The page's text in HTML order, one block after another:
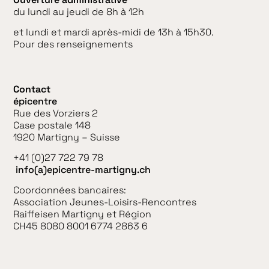
du lundi au jeudi de 8h à 12h
et lundi et mardi après-midi de 13h à 15h30.
Pour des renseignements
Contact
épicentre
Rue des Vorziers 2
Case postale 148
1920 Martigny – Suisse
+41 (0)27 722 79 78
info(a)epicentre-martigny.ch
Coordonnées bancaires:
Association Jeunes-Loisirs-Rencontres
Raiffeisen Martigny et Région
CH45 8080 8001 6774 2863 6